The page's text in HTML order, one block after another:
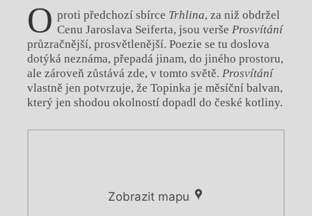
O proti předchozí sbírce Trhlina, za niž obdržel
Cenu Jaroslava Seiferta, jsou verše Prosvítání
průzračnější, prosvětlenější. Poezie se tu doslova
dotýká neznáma, přepadá jinam, do jiného prostoru,
ale zároveň zůstává zde, v tomto světě. Prosvítání
vlastně jen potvrzuje, že Topinka je měsíční balvan,
který jen shodou okolností dopadl do české kotliny.
Zobrazit mapu